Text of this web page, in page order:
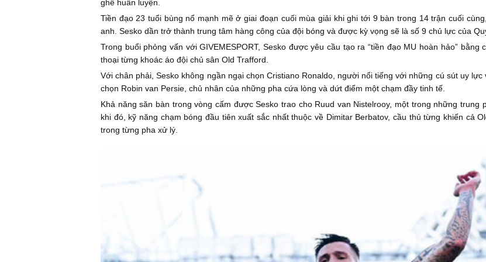
ghế huấn luyện.
Tiền đạo 23 tuổi bùng nổ mạnh mẽ ở giai đoạn cuối mùa giải khi ghi tới 9 bàn trong 14 trận cuối
anh. Sesko dần trở thành trung tâm hàng công của đội bóng và được kỳ vọng sẽ là số 9 chủ lực của
Trong buổi phỏng vấn với GIVEMESPORT, Sesko được yêu cầu tạo ra “tiền đạo MU hoàn hảo”
thoại từng khoác áo đội chủ sân Old Trafford.
Với chân phải, Sesko không ngần ngại chọn Cristiano Ronaldo, người nổi tiếng với những cú sút uy
chọn Robin van Persie, chủ nhân của những pha cứa lòng và dứt điểm một chạm đầy tinh tế.
Khả năng săn bàn trong vòng cấm được Sesko trao cho Ruud van Nistelrooy, một trong những trung
khi đó, kỹ năng chạm bóng đầu tiên xuất sắc nhất thuộc về Dimitar Berbatov, cầu thủ từng khiến cả
trong từng pha xử lý.